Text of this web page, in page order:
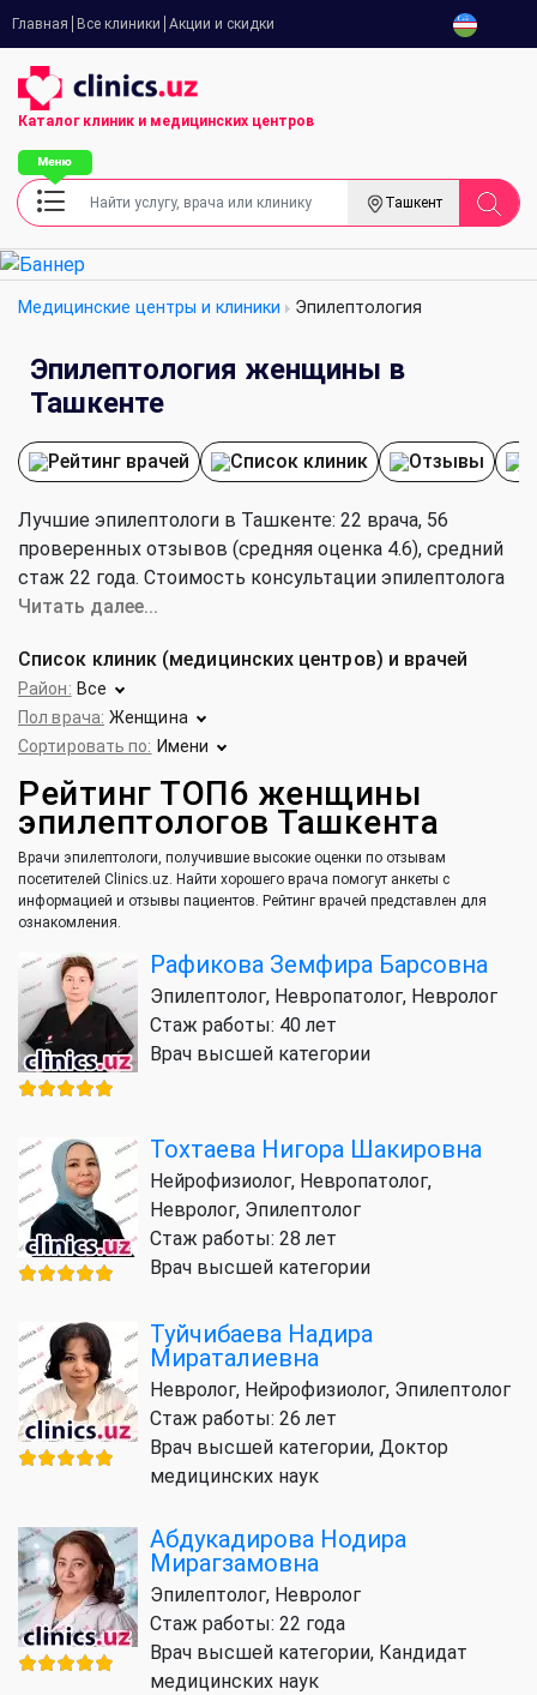
Главная Все клиники Акции и скидки
Каталог клиник и медицинских центров
Ташкент
Медицинские центры и клиники Эпилептология
Эпилептология женщины в
Ташкенте
Рейтинг врачей Список клиник Отзывы
Лучшие эпилептологи в Ташкенте: 22 врача, 56
проверенных отзывов (средняя оценка 4.6), cредний
стаж 22 года. Стоимость консультации эпилептолога
от 150 000 до 350 000 сум (средняя цена 263 000 сум).
Читать далее...
Список клиник (медицинских центров) и врачей
Район: Все
Пол врача: Женщина
Сортировать по: Имени
Рейтинг ТОП6 женщины
эпилептологов Ташкента
Врачи эпилептологи, получившие высокие оценки по отзывам
посетителей Clinics.uz. Найти хорошего врача помогут анкеты с
информацией и отзывы пациентов. Рейтинг врачей представлен для
ознакомления.
Рафикова Земфира Барсовна
Эпилептолог, Невропатолог, Невролог
Стаж работы: 40 лет
Врач высшей категории
Тохтаева Нигора Шакировна
Нейрофизиолог, Невропатолог,
Невролог, Эпилептолог
Стаж работы: 28 лет
Врач высшей категории
Туйчибаева Надира
Мираталиевна
Невролог, Нейрофизиолог, Эпилептолог
Стаж работы: 26 лет
Врач высшей категории, Доктор
медицинских наук
Абдукадирова Нодира
Мирагзамовна
Эпилептолог, Невролог
Стаж работы: 22 года
Врач высшей категории, Кандидат
медицинских наук